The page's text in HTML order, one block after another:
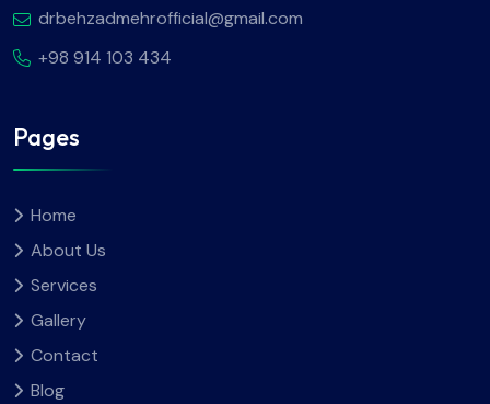
drbehzadmehrofficial@gmail.com
+98 914 103 434
Pages
Home
About Us
Services
Gallery
Contact
Blog